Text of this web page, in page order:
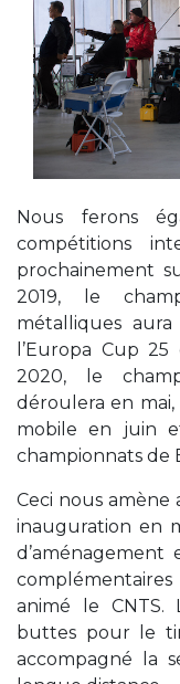
Nous ferons
compétitions
prochainement
2019, le
métalliques
l’Europa Cup
2020, le
déroulera en
mobile en juin
championnats de
Ceci nous amène
inauguration en
d’aménagement
animé le
buttes pour le
accompagné la